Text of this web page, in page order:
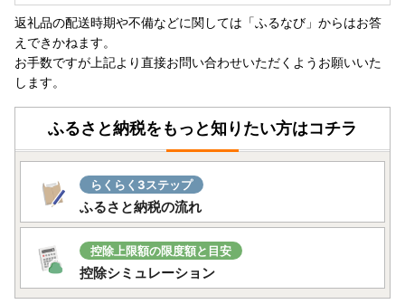
返礼品の配送時期や不備などに関しては「ふるなび」からはお答
えできかねます。
お手数ですが上記より直接お問い合わせいただくようお願いいた
します。
ふるさと納税をもっと知りたい方はコチラ
らくらく3ステップ
ふるさと納税の流れ
控除上限額の限度額と目安
控除シミュレーション